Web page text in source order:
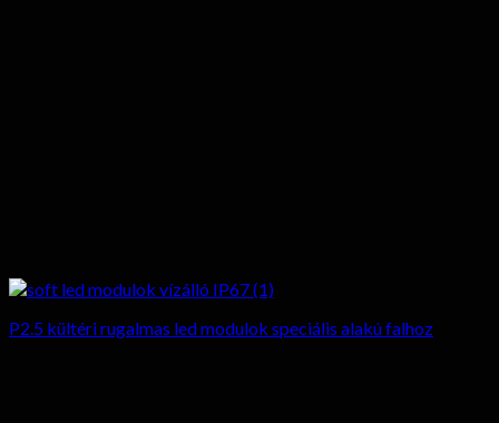
P2.5 kültéri rugalmas led modulok speciális alakú falhoz